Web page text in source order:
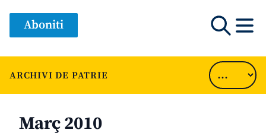
Aboniti
ARCHIVI DE PATRIE
Març 2010